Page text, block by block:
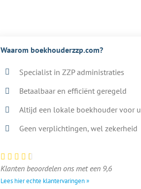
Waarom boekhouderzzp.com?
Specialist in ZZP administraties
Betaalbaar en efficiënt geregeld
Altijd een lokale boekhouder voor u
Geen verplichtingen, wel zekerheid
Klanten beoordelen ons met een 9,6
Lees hier echte klantervaringen »